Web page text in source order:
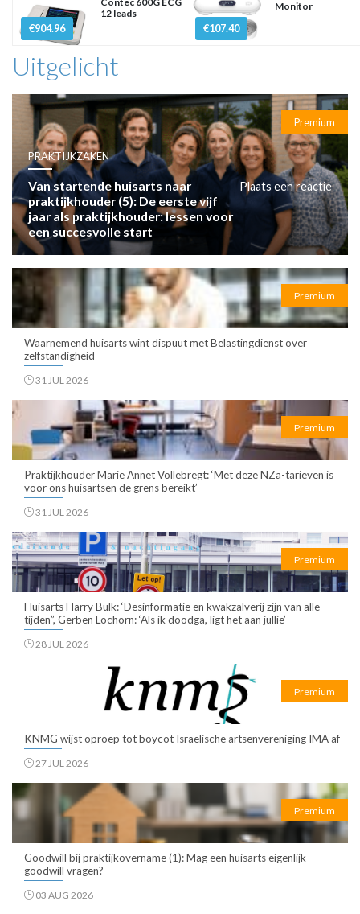
€904.96
12 leads
€107.40
Monitor
Uitgelicht
Premium
PRAKTIJKZAKEN
Van startende huisarts naar
praktijkhouder (5): De eerste vijf
jaar als praktijkhouder: lessen voor
een succesvolle start
Plaats een reactie
Premium
Waarnemend huisarts wint dispuut met Belastingdienst over
zelfstandigheid
31 JUL 2026
Premium
Praktijkhouder Marie Annet Vollebregt: ‘Met deze NZa-tarieven is
voor ons huisartsen de grens bereikt’
31 JUL 2026
Premium
Huisarts Harry Bulk: ‘Desinformatie en kwakzalverij zijn van alle
tijden”, Gerben Lochorn: ‘Als ik doodga, ligt het aan jullie’
28 JUL 2026
Premium
KNMG wijst oproep tot boycot Israëlische artsenvereniging IMA af
27 JUL 2026
Premium
Goodwill bij praktijkovername (1): Mag een huisarts eigenlijk
goodwill vragen?
03 AUG 2026